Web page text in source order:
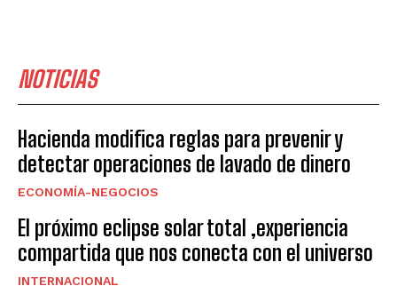
NOTICIAS
Hacienda modifica reglas para prevenir y
detectar operaciones de lavado de dinero
ECONOMÍA-NEGOCIOS
El próximo eclipse solar total ,experiencia
compartida que nos conecta con el universo
INTERNACIONAL